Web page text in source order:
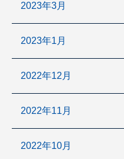
2023年3月
2023年1月
2022年12月
2022年11月
2022年10月